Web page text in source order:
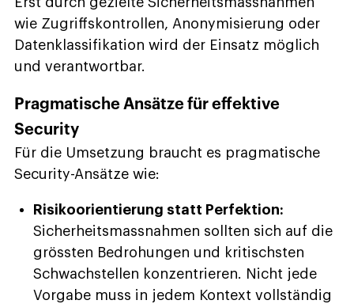
wie Zugriffskontrollen, Anonymisierung oder
Datenklassifikation wird der Einsatz möglich
und verantwortbar.
Pragmatische Ansätze für effektive
Security
Für die Umsetzung braucht es ­pragmatische
Security-Ansätze wie:
Risikoorientierung statt Perfektion:
Sicherheitsmassnahmen sollten sich auf die
grössten Bedrohungen und kritischsten
Schwachstellen konzentrieren. Nicht jede
Vorgabe muss in jedem Kontext vollständig